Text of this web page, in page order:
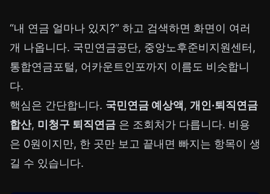
“내 연금 얼마나 있지?” 하고 검색하면 화면이 여러
개 나옵니다. 국민연금공단, 중앙노후준비지원센터,
통합연금포털, 어카운트인포까지 이름도 비슷합니
다.
핵심은 간단합니다. 국민연금 예상액, 개인·퇴직연금
합산, 미청구 퇴직연금 은 조회처가 다릅니다. 비용
은 0원이지만, 한 곳만 보고 끝내면 빠지는 항목이 생
길 수 있습니다.